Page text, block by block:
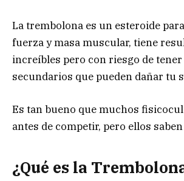
La trembolona es un esteroide
fuerza y masa muscular, tiene
increíbles pero con riesgo de tener
secundarios que pueden dañar tu
Es tan bueno que muchos
antes de competir, pero ellos
¿Qué es la